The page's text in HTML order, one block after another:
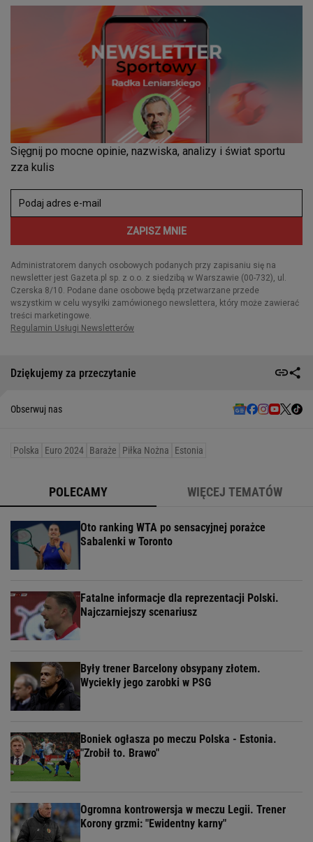
Dziękujemy za przeczytanie
Obserwuj nas
Polska Euro 2024 Baraże Piłka Nożna Estonia
POLECAMY WIĘCEJ TEMATÓW
Oto ranking WTA po sensacyjnej porażce
Sabalenki w Toronto
Fatalne informacje dla reprezentacji Polski.
Najczarniejszy scenariusz
Były trener Barcelony obsypany złotem.
Wyciekły jego zarobki w PSG
Boniek ogłasza po meczu Polska - Estonia.
"Zrobił to. Brawo"
Ogromna kontrowersja w meczu Legii. Trener
Korony grzmi: "Ewidentny karny"